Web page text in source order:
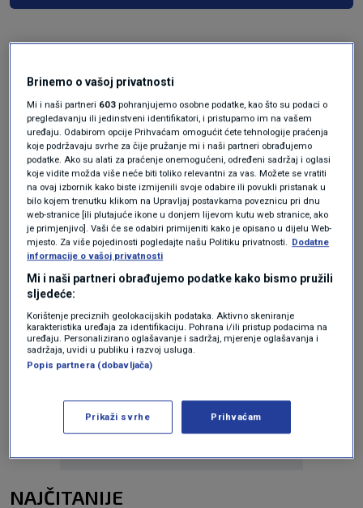
Oglas
NAJČITANIJE
Brinemo o vašoj privatnosti
Mi i naši partneri 603 pohranjujemo osobne podatke, kao što su podaci o
pregledavanju ili jedinstveni identifikatori, i pristupamo im na vašem
uređaju. Odabirom opcije Prihvaćam omogućit ćete tehnologije praćenja
koje podržavaju svrhe za čije pružanje mi i naši partneri obrađujemo
podatke. Ako su alati za praćenje onemogućeni, određeni sadržaj i oglasi
koje vidite možda više neće biti toliko relevantni za vas. Možete se vratiti
na ovaj izbornik kako biste izmijenili svoje odabire ili povukli pristanak u
bilo kojem trenutku klikom na Upravljaj postavkama poveznicu pri dnu
web-stranice [ili plutajuće ikone u donjem lijevom kutu web stranice, ako
je primjenjivo]. Vaši će se odabiri primijeniti kako je opisano u dijelu Web-
mjesto. Za više pojedinosti pogledajte našu Politiku privatnosti. Dodatne
informacije o vašoj privatnosti
Mi i naši partneri obrađujemo podatke kako bismo pružili
sljedeće:
Korištenje preciznih geolokacijskih podataka. Aktivno skeniranje
karakteristika uređaja za identifikaciju. Pohrana i/ili pristup podacima na
uređaju. Personalizirano oglašavanje i sadržaj, mjerenje oglašavanja i
sadržaja, uvidi u publiku i razvoj usluga.
Popis partnera (dobavljača)
Prikaži svrhe Prihvaćam